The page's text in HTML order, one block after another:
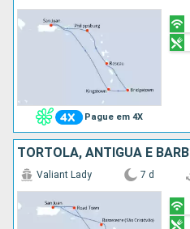
Pague em 4X
Valiant Lady 7 d